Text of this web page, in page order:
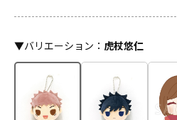
▼バリエーション ： 虎杖悠仁